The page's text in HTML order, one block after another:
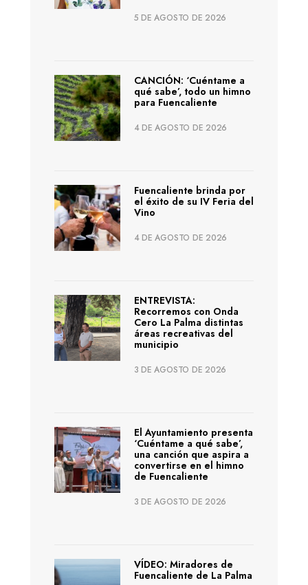
5 DE AGOSTO DE 2026
CANCIÓN: ‘Cuéntame a
qué sabe’, todo un himno
para Fuencaliente
4 DE AGOSTO DE 2026
Fuencaliente brinda por
el éxito de su IV Feria del
Vino
4 DE AGOSTO DE 2026
ENTREVISTA:
Recorremos con Onda
Cero La Palma distintas
áreas recreativas del
municipio
3 DE AGOSTO DE 2026
El Ayuntamiento presenta
‘Cuéntame a qué sabe’,
una canción que aspira a
convertirse en el himno
de Fuencaliente
3 DE AGOSTO DE 2026
VÍDEO: Miradores de
Fuencaliente de La Palma